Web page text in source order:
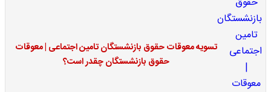
تسویه معوقات حقوق بازنشستگان تامین اجتماعی | معوقات
حقوق بازنشستگان چقدر است؟